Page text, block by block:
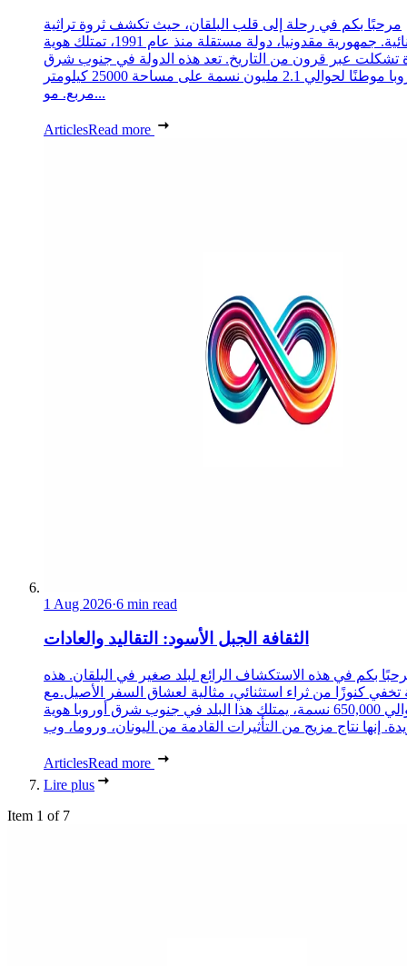
مرحبًا بكم في رحلة إلى قلب البلقان، حيث تكشف ثروة تراثية
استثنائية. جمهورية مقدونيا، دولة مستقلة منذ عام 1991، تمتلك هوية
تشكلت عبر قرون من التاريخ. تعد هذه الدولة في جنوب شرق
أوروبا موطنًا لحوالي 2.1 مليون نسمة على مساحة 25000 كيلومتر
مربع. مو...
ArticlesRead more
1 Aug 2026·6 min read
الثقافة الجبل الأسود: التقاليد والعادات
بكم في هذه الاستكشاف الرائع لبلد صغير في البلقان. هذه
تخفي كنوزًا من ثراء استثنائي، مثالية لعشاق السفر الأصيل.مع
حوالي 650,000 نسمة، يمتلك هذا البلد في جنوب شرق أوروبا هوية
ArticlesRead more
Lire plus
Item 1 of 7